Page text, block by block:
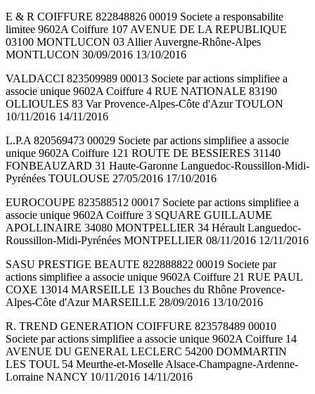
E & R COIFFURE 822848826 00019 Societe a responsabilite
limitee 9602A Coiffure 107 AVENUE DE LA REPUBLIQUE
03100 MONTLUCON 03 Allier Auvergne-Rhône-Alpes
MONTLUCON 30/09/2016 13/10/2016
VALDACCI 823509989 00013 Societe par actions simplifiee a
associe unique 9602A Coiffure 4 RUE NATIONALE 83190
OLLIOULES 83 Var Provence-Alpes-Côte d'Azur TOULON
10/11/2016 14/11/2016
L.P.A 820569473 00029 Societe par actions simplifiee a associe
unique 9602A Coiffure 121 ROUTE DE BESSIERES 31140
FONBEAUZARD 31 Haute-Garonne Languedoc-Roussillon-Midi-
Pyrénées TOULOUSE 27/05/2016 17/10/2016
EUROCOUPE 823588512 00017 Societe par actions simplifiee a
associe unique 9602A Coiffure 3 SQUARE GUILLAUME
APOLLINAIRE 34080 MONTPELLIER 34 Hérault Languedoc-
Roussillon-Midi-Pyrénées MONTPELLIER 08/11/2016 12/11/2016
SASU PRESTIGE BEAUTE 822888822 00019 Societe par
actions simplifiee a associe unique 9602A Coiffure 21 RUE PAUL
COXE 13014 MARSEILLE 13 Bouches du Rhône Provence-
Alpes-Côte d'Azur MARSEILLE 28/09/2016 13/10/2016
R. TREND GENERATION COIFFURE 823578489 00010
Societe par actions simplifiee a associe unique 9602A Coiffure 14
AVENUE DU GENERAL LECLERC 54200 DOMMARTIN
LES TOUL 54 Meurthe-et-Moselle Alsace-Champagne-Ardenne-
Lorraine NANCY 10/11/2016 14/11/2016